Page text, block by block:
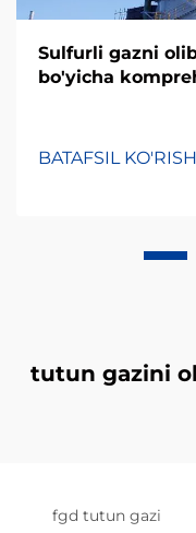
Sulfurli gazni
bo'yicha
BATAFSIL KO'RISH
tutun gazini
fgd tutun gazi